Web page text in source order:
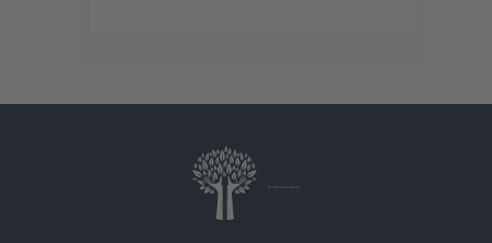
Dr. Christina Baum